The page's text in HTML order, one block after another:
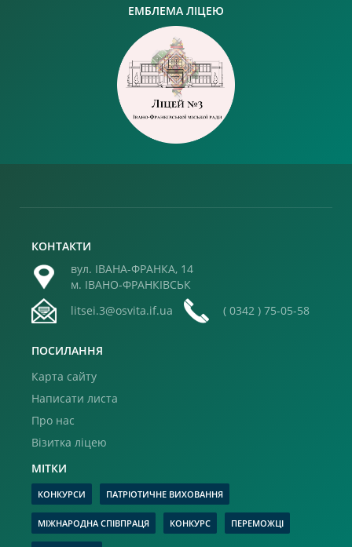
ЕМБЛЕМА ЛІЦЕЮ
КОНТАКТИ
вул. ІВАНА-ФРАНКА, 14
м. ІВАНО-ФРАНКІВСЬК
litsei.3@osvita.if.ua
( 0342 ) 75-05-58
ПОСИЛАННЯ
Карта сайту
Написати листа
Про нас
Візитка ліцею
МІТКИ
КОНКУРСИ ПАТРІОТИЧНЕ ВИХОВАННЯ
МІЖНАРОДНА СПІВПРАЦЯ КОНКУРС ПЕРЕМОЖЦІ